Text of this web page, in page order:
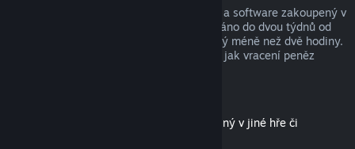
Služba Steam nabízí vrácení peněz za hry a software zakoupený v
obchodě Steam, pokud je o vrácení zažádáno do dvou týdnů od
zakoupení a uživatel měl produkt spuštěný méně než dvě hodiny.
Níže si můžete přečíst kompletní přehled, jak vracení peněz
(produkt z obchodu služby Steam použitelný v jiné hře či